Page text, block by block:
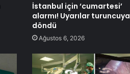
İstanbul için ‘cumartesi’
alarmı! Uyarılar turuncuya
döndü
Ağustos 6, 2026